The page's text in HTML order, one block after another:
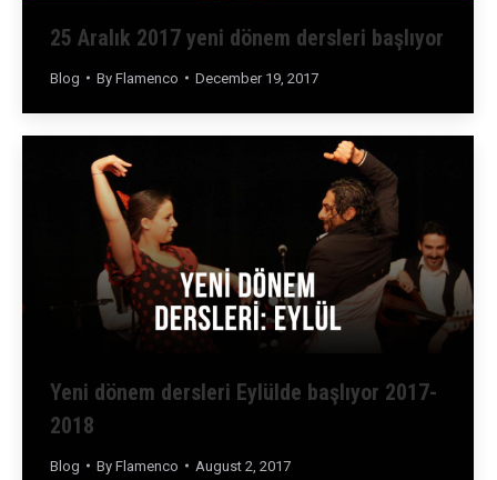
25 Aralık 2017 yeni dönem dersleri başlıyor
Blog By Flamenco December 19, 2017
Yeni dönem dersleri Eylülde başlıyor 2017-
2018
Blog By Flamenco August 2, 2017